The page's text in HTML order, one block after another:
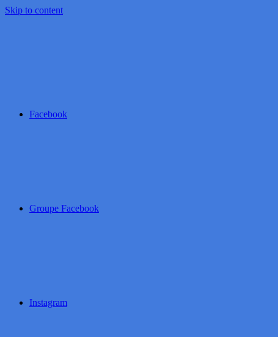
Skip to content
Facebook
Groupe Facebook
Instagram